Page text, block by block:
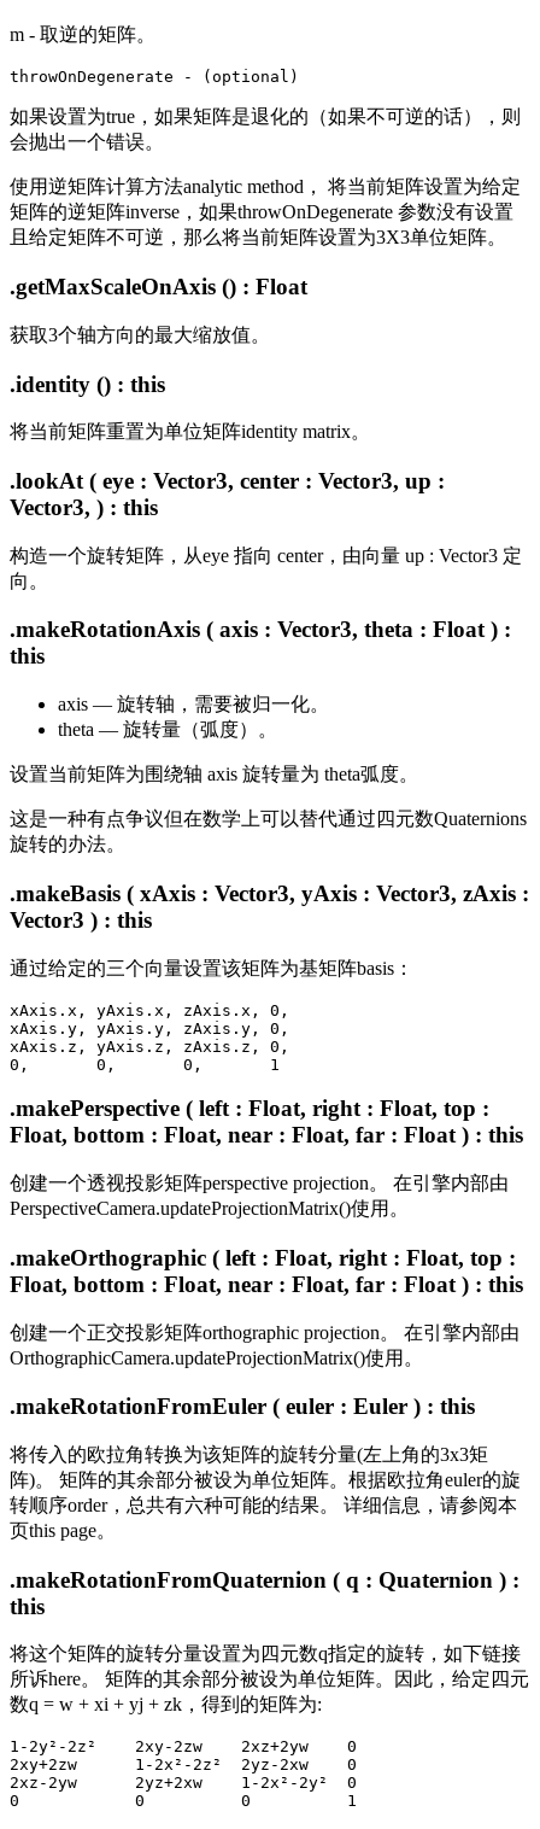
m - 取逆的矩阵。
如果设置为true，如果矩阵是退化的（如果不可逆的话），则
会抛出一个错误。
使用逆矩阵计算方法analytic method， 将当前矩阵设置为给定
矩阵的逆矩阵inverse，如果throwOnDegenerate 参数没有设置
且给定矩阵不可逆，那么将当前矩阵设置为3X3单位矩阵。
.getMaxScaleOnAxis () : Float
获取3个轴方向的最大缩放值。
.identity () : this
将当前矩阵重置为单位矩阵identity matrix。
.lookAt ( eye : Vector3, center : Vector3, up :
Vector3, ) : this
构造一个旋转矩阵，从eye 指向 center，由向量 up : Vector3 定
向。
.makeRotationAxis ( axis : Vector3, theta : Float ) :
this
axis — 旋转轴，需要被归一化。
theta — 旋转量（弧度）。
设置当前矩阵为围绕轴 axis 旋转量为 theta弧度。
这是一种有点争议但在数学上可以替代通过四元数Quaternions
旋转的办法。
.makeBasis ( xAxis : Vector3, yAxis : Vector3, zAxis :
Vector3 ) : this
通过给定的三个向量设置该矩阵为基矩阵basis：
xAxis.x, yAxis.x, zAxis.x, 0,
xAxis.y, yAxis.y, zAxis.y, 0,
xAxis.z, yAxis.z, zAxis.z, 0,
.makePerspective ( left : Float, right : Float, top :
Float, bottom : Float, near : Float, far : Float ) : this
创建一个透视投影矩阵perspective projection。 在引擎内部由
PerspectiveCamera.updateProjectionMatrix()使用。
.makeOrthographic ( left : Float, right : Float, top :
Float, bottom : Float, near : Float, far : Float ) : this
创建一个正交投影矩阵orthographic projection。 在引擎内部由
OrthographicCamera.updateProjectionMatrix()使用。
.makeRotationFromEuler ( euler : Euler ) : this
将传入的欧拉角转换为该矩阵的旋转分量(左上角的3x3矩
阵)。 矩阵的其余部分被设为单位矩阵。根据欧拉角euler的旋
转顺序order，总共有六种可能的结果。 详细信息，请参阅本
页this page。
.makeRotationFromQuaternion ( q : Quaternion ) :
this
将这个矩阵的旋转分量设置为四元数q指定的旋转，如下链接
所诉here。 矩阵的其余部分被设为单位矩阵。因此，给定四元
数q = w + xi + yj + zk，得到的矩阵为:
1-2y²-2z²    2xy-2zw    2xz+2yw    0
2xy+2zw      1-2x²-2z²  2yz-2xw    0
2xz-2yw      2yz+2xw    1-2x²-2y²  0